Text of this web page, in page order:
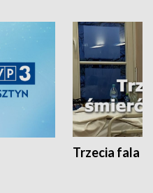
Trzecia fala -